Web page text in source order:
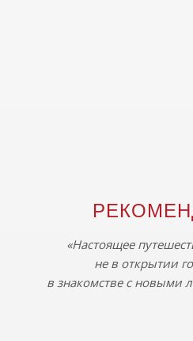
«Настоящее
не в открытии
в знакомстве с новыми